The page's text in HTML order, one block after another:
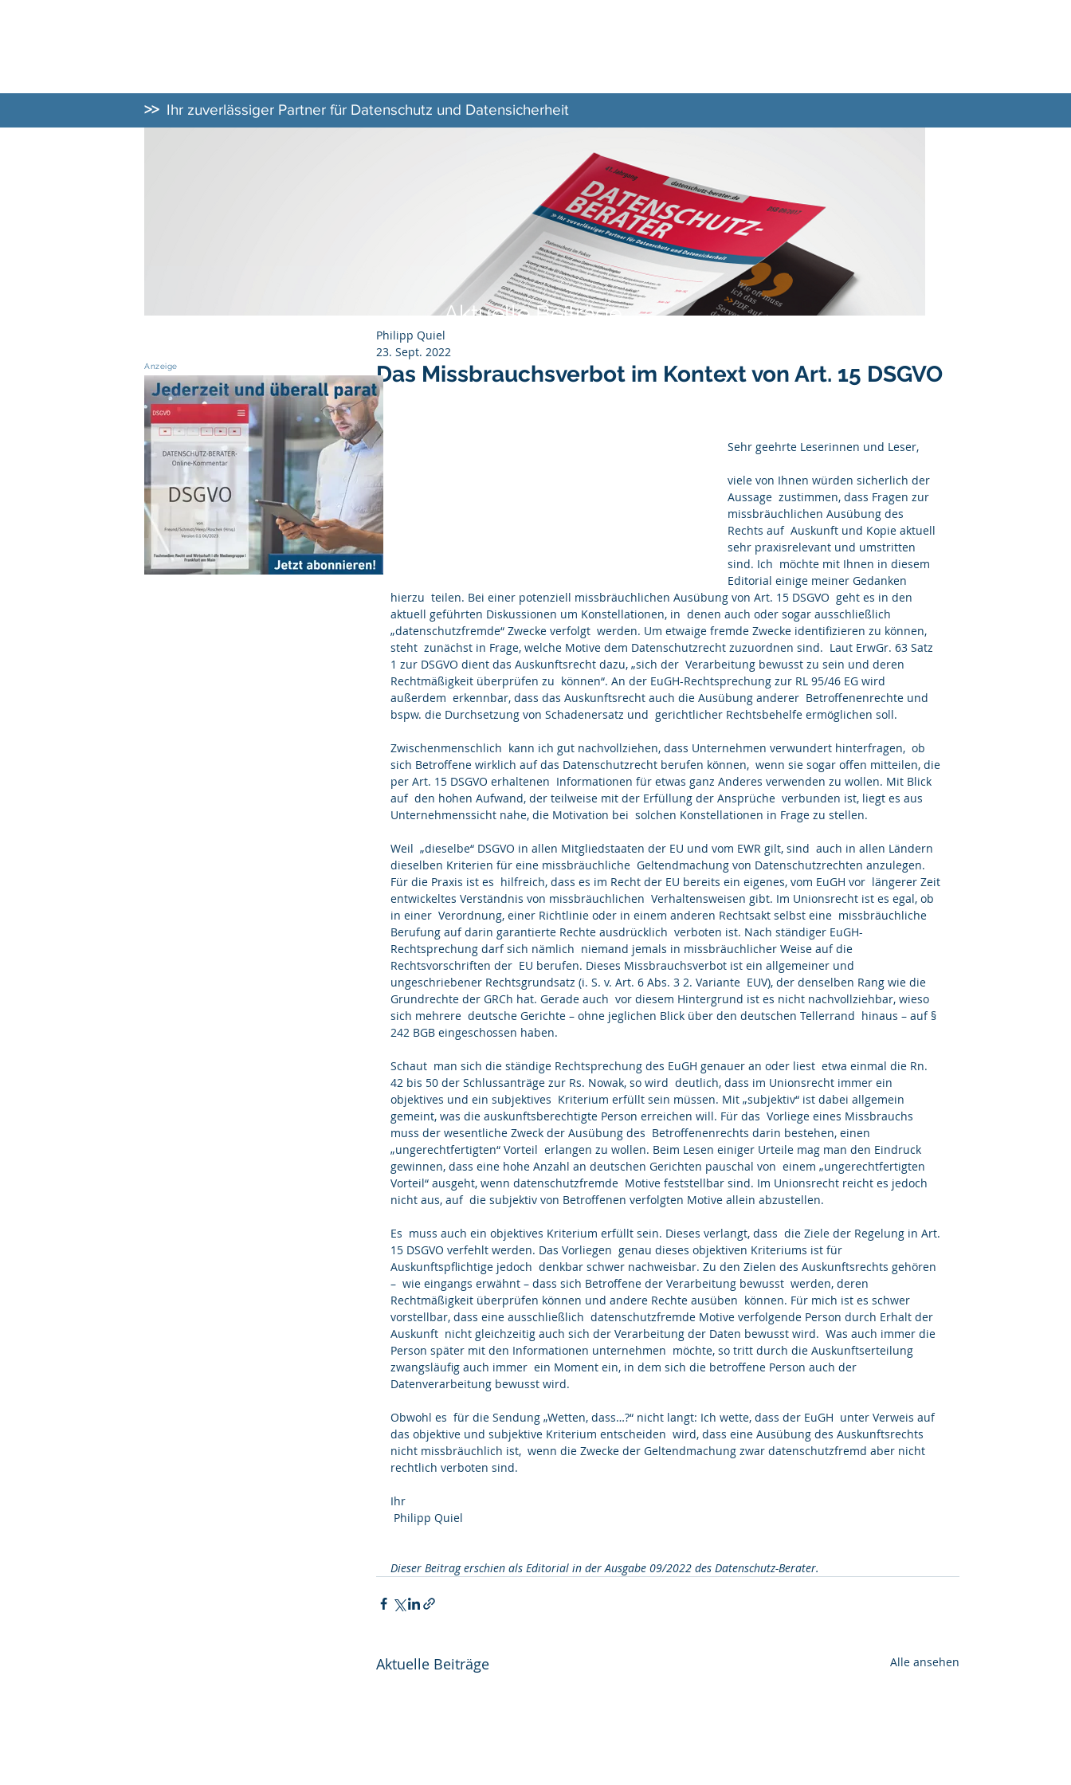
Das Missbrauchsverbot im Kontext von Art. 15 DSGVO
Philipp Quiel
23. Sept. 2022
Sehr geehrte Leserinnen und Leser,
viele von Ihnen würden sicherlich der
Aussage  zustimmen, dass Fragen zur
missbräuchlichen Ausübung des
Rechts auf  Auskunft und Kopie aktuell
sehr praxisrelevant und umstritten
sind. Ich  möchte mit Ihnen in diesem
Editorial einige meiner Gedanken
hierzu  teilen. Bei einer potenziell missbräuchlichen Ausübung von Art. 15 DSGVO  geht es in den
aktuell geführten Diskussionen um Konstellationen, in  denen auch oder sogar ausschließlich
„datenschutzfremde“ Zwecke verfolgt  werden. Um etwaige fremde Zwecke identifizieren zu können,
steht  zunächst in Frage, welche Motive dem Datenschutzrecht zuzuordnen sind.  Laut ErwGr. 63 Satz
1 zur DSGVO dient das Auskunftsrecht dazu, „sich der  Verarbeitung bewusst zu sein und deren
Rechtmäßigkeit überprüfen zu  können“. An der EuGH-Rechtsprechung zur RL 95/46 EG wird
außerdem  erkennbar, dass das Auskunftsrecht auch die Ausübung anderer  Betroffenenrechte und
bspw. die Durchsetzung von Schadenersatz und  gerichtlicher Rechtsbehelfe ermöglichen soll.
Zwischenmenschlich  kann ich gut nachvollziehen, dass Unternehmen verwundert hinterfragen,  ob
sich Betroffene wirklich auf das Datenschutzrecht berufen können,  wenn sie sogar offen mitteilen, die
per Art. 15 DSGVO erhaltenen  Informationen für etwas ganz Anderes verwenden zu wollen. Mit Blick
auf  den hohen Aufwand, der teilweise mit der Erfüllung der Ansprüche  verbunden ist, liegt es aus
Unternehmenssicht nahe, die Motivation bei  solchen Konstellationen in Frage zu stellen.
Weil  „dieselbe“ DSGVO in allen Mitgliedstaaten der EU und vom EWR gilt, sind  auch in allen Ländern
dieselben Kriterien für eine missbräuchliche  Geltendmachung von Datenschutzrechten anzulegen.
Für die Praxis ist es  hilfreich, dass es im Recht der EU bereits ein eigenes, vom EuGH vor  längerer Zeit
entwickeltes Verständnis von missbräuchlichen  Verhaltensweisen gibt. Im Unionsrecht ist es egal, ob
in einer  Verordnung, einer Richtlinie oder in einem anderen Rechtsakt selbst eine  missbräuchliche
Berufung auf darin garantierte Rechte ausdrücklich  verboten ist. Nach ständiger EuGH-
Rechtsprechung darf sich nämlich  niemand jemals in missbräuchlicher Weise auf die
Rechtsvorschriften der  EU berufen. Dieses Missbrauchsverbot ist ein allgemeiner und
ungeschriebener Rechtsgrundsatz (i. S. v. Art. 6 Abs. 3 2. Variante  EUV), der denselben Rang wie die
Grundrechte der GRCh hat. Gerade auch  vor diesem Hintergrund ist es nicht nachvollziehbar, wieso
sich mehrere  deutsche Gerichte – ohne jeglichen Blick über den deutschen Tellerrand  hinaus – auf §
242 BGB eingeschossen haben.
Schaut  man sich die ständige Rechtsprechung des EuGH genauer an oder liest  etwa einmal die Rn.
42 bis 50 der Schlussanträge zur Rs. Nowak, so wird  deutlich, dass im Unionsrecht immer ein
objektives und ein subjektives  Kriterium erfüllt sein müssen. Mit „subjektiv“ ist dabei allgemein
gemeint, was die auskunftsberechtigte Person erreichen will. Für das  Vorliege eines Missbrauchs
muss der wesentliche Zweck der Ausübung des  Betroffenenrechts darin bestehen, einen
„ungerechtfertigten“ Vorteil  erlangen zu wollen. Beim Lesen einiger Urteile mag man den Eindruck
gewinnen, dass eine hohe Anzahl an deutschen Gerichten pauschal von  einem „ungerechtfertigten
Vorteil“ ausgeht, wenn datenschutzfremde  Motive feststellbar sind. Im Unionsrecht reicht es jedoch
nicht aus, auf  die subjektiv von Betroffenen verfolgten Motive allein abzustellen.
Es  muss auch ein objektives Kriterium erfüllt sein. Dieses verlangt, dass  die Ziele der Regelung in Art.
15 DSGVO verfehlt werden. Das Vorliegen  genau dieses objektiven Kriteriums ist für
Auskunftspflichtige jedoch  denkbar schwer nachweisbar. Zu den Zielen des Auskunftsrechts gehören
–  wie eingangs erwähnt – dass sich Betroffene der Verarbeitung bewusst  werden, deren
Rechtmäßigkeit überprüfen können und andere Rechte ausüben  können. Für mich ist es schwer
vorstellbar, dass eine ausschließlich  datenschutzfremde Motive verfolgende Person durch Erhalt der
Auskunft  nicht gleichzeitig auch sich der Verarbeitung der Daten bewusst wird.  Was auch immer die
Person später mit den Informationen unternehmen  möchte, so tritt durch die Auskunftserteilung
zwangsläufig auch immer  ein Moment ein, in dem sich die betroffene Person auch der
Datenverarbeitung bewusst wird.
Obwohl es  für die Sendung „Wetten, dass…?“ nicht langt: Ich wette, dass der EuGH  unter Verweis auf
das objektive und subjektive Kriterium entscheiden  wird, dass eine Ausübung des Auskunftsrechts
nicht missbräuchlich ist,  wenn die Zwecke der Geltendmachung zwar datenschutzfremd aber nicht
rechtlich verboten sind.
Ihr
Philipp Quiel
Dieser Beitrag erschien als Editorial in der Ausgabe 09/2022 des Datenschutz-Berater.
Aktuelle Beiträge Alle ansehen
Aktuelle Beiträge
Anzeige
>> Ihr zuverlässiger Partner für Datenschutz und Datensicherheit